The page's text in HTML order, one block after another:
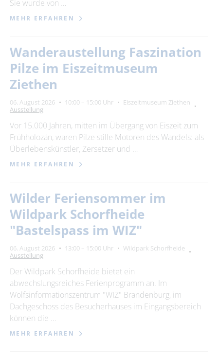
Sie wurde von …
MEHR ERFAHREN
Wanderaustellung Faszination
Pilze im Eiszeitmuseum
Ziethen
06. August 2026 10:00 – 15:00 Uhr
Eiszeitmuseum Ziethen
Ausstellung
Vor 15.000 Jahren, mitten im Übergang von Eiszeit zum
Frühholozän, waren Pilze stille Motoren des Wandels: als
Überlebenskünstler, Zersetzer und …
MEHR ERFAHREN
Wilder Feriensommer im
Wildpark Schorfheide
"Bastelspass im WIZ"
06. August 2026 13:00 – 15:00 Uhr
Wildpark Schorfheide
Ausstellung
Der Wildpark Schorfheide bietet ein
abwechslungsreiches Ferienprogramm an. Im
Wolfsinformationszentrum "WIZ" Brandenburg, im
Dachgeschoss des Besucherhauses im Eingangsbereich
können die …
MEHR ERFAHREN